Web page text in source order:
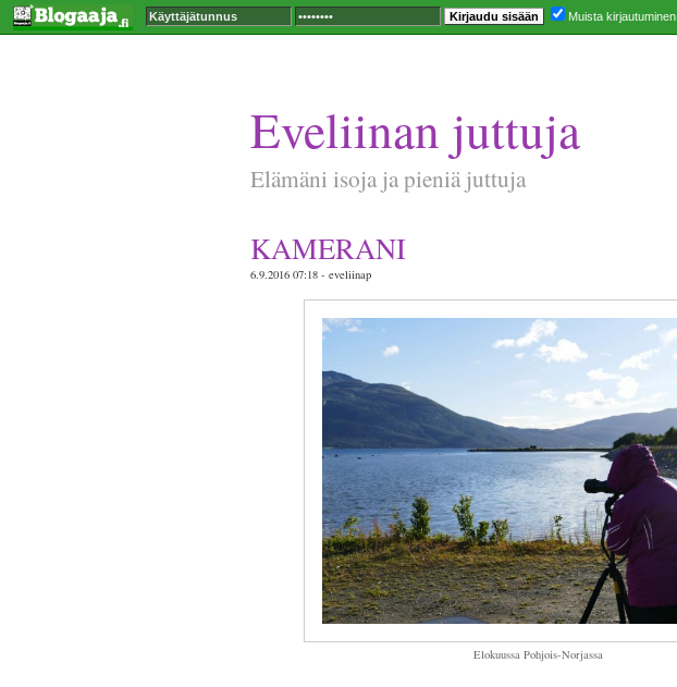
Eveliinan juttuja
Elämäni isoja ja pieniä juttuja
KAMERANI
6.9.2016 07:18 - eveliinap
Elokuussa Pohjois-Norjassa
Muista kirjautuminen